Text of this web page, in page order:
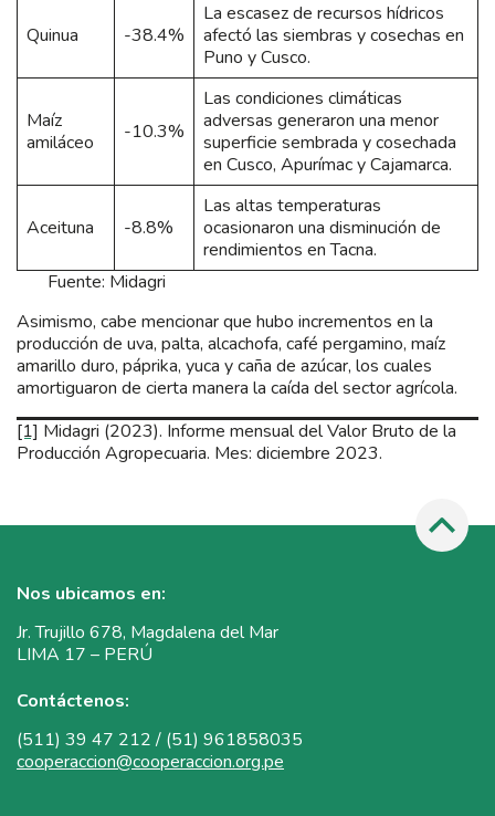
Quinua -38.4%
La escasez de recursos hídricos
afectó las siembras y cosechas en
Puno y Cusco.
Maíz
amiláceo
-10.3%
Las condiciones climáticas
adversas generaron una menor
superficie sembrada y cosechada
en Cusco, Apurímac y Cajamarca.
Aceituna -8.8%
Las altas temperaturas
ocasionaron una disminución de
rendimientos en Tacna.
Fuente: Midagri
Asimismo, cabe mencionar que hubo incrementos en la
producción de uva, palta, alcachofa, café pergamino, maíz
amarillo duro, páprika, yuca y caña de azúcar, los cuales
amortiguaron de cierta manera la caída del sector agrícola.
[1] Midagri (2023). Informe mensual del Valor Bruto de la
Producción Agropecuaria. Mes: diciembre 2023.
Nos ubicamos en:
Jr. Trujillo 678, Magdalena del Mar
LIMA 17 – PERÚ
Contáctenos:
(511) 39 47 212 / (51) 961858035
cooperaccion@cooperaccion.org.pe